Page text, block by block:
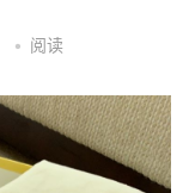
• 阅读